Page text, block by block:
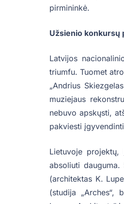
pirmininkė.
Užsienio konkursų
Latvijos
triumfu. Tuomet
„Andrius
muziejaus
nebuvo apskųsti,
pakviesti
Lietuvoje
absoliuti dauguma.
(architektas K.
(studija „Arches“,